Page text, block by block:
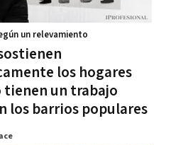
los hogares
tienen un trabajo
los barrios populares
un relevamiento